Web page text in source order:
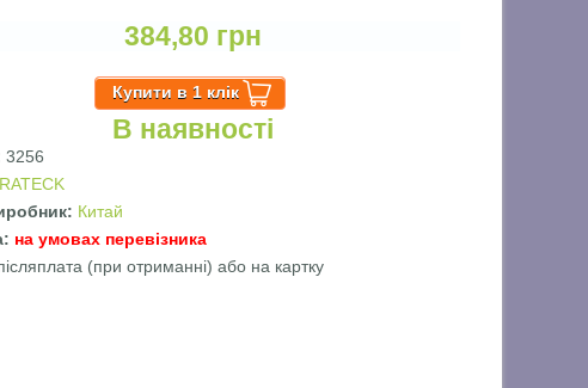
384,80 грн
В наявності
3256
Китай
на умовах перевізника
(при отриманні) або на картку